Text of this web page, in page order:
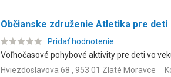
Občianske združenie Atletika pre deti
Pridať hodnotenie
Voľnočasové pohybové aktivity pre deti vo
Hviezdoslavova 68 , 953 01 Zlaté Moravce